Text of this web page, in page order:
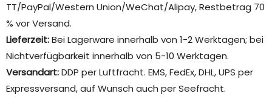
TT/PayPal/Western Union/WeChat/Alipay, Restbetrag 70
% vor Versand.
Lieferzeit:Bei Lagerware innerhalb von 1-2 Werktagen; bei
Nichtverfügbarkeit innerhalb von 5-10 Werktagen.
Versandart:DDP per Luftfracht. EMS, FedEx, DHL, UPS per
Expressversand, auf Wunsch auch per Seefracht.